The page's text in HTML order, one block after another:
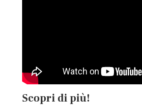
Scopri di più!